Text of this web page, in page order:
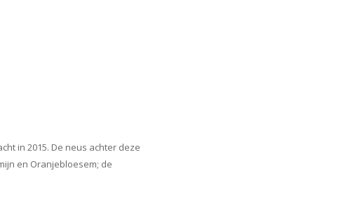
in 2015. De neus achter deze
en Oranjebloesem; de